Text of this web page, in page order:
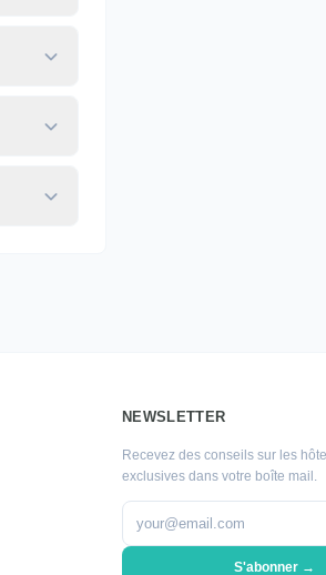
NEWSLETTER
Recevez des conseils sur les
exclusives dans votre boîte mail.
S'abonner →